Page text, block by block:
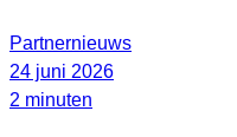
Partnernieuws
24 juni 2026
2 minuten